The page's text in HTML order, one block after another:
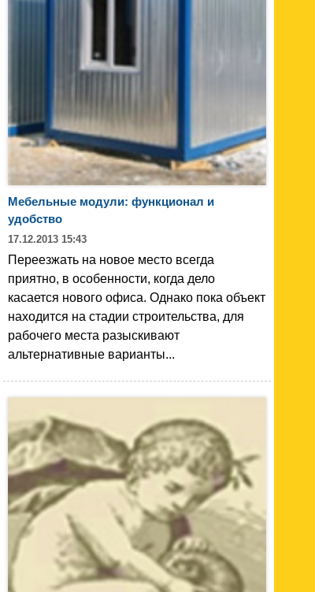
Мебельные модули: функционал и
удобство
17.12.2013 15:43
Переезжать на новое место всегда
приятно, в особенности, когда дело
касается нового офиса. Однако пока объект
находится на стадии строительства, для
рабочего места разыскивают
альтернативные варианты...